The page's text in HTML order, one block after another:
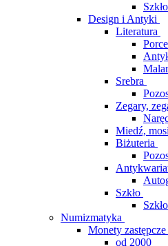
Design i Antyki
Literatura
Srebra
Zegary,
Miedź,
Biżuteria
Szkło
Numizmatyka
Monety zastępcze
od 2000